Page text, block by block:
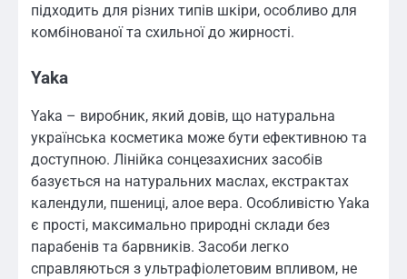
підходить для різних типів шкіри, особливо для
комбінованої та схильної до жирності.
Yaka
Yaka – виробник, який довів, що натуральна
українська косметика може бути ефективною та
доступною. Лінійка сонцезахисних засобів
базується на натуральних маслах, екстрактах
календули, пшениці, алое вера. Особливістю Yaka
є прості, максимально природні склади без
парабенів та барвників. Засоби легко
справляються з ультрафіолетовим впливом, не